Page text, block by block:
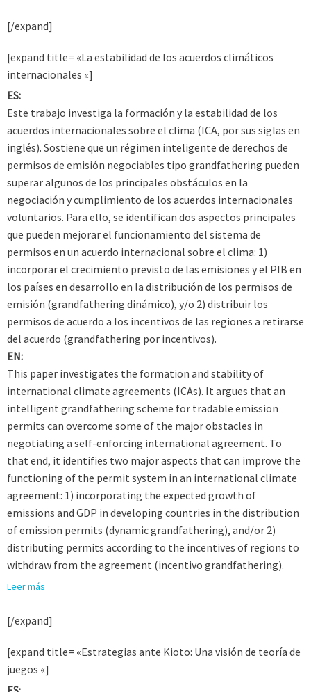
[/expand]
[expand title= «La estabilidad de los acuerdos climáticos
internacionales «]
ES:
Este trabajo investiga la formación y la estabilidad de los
acuerdos internacionales sobre el clima (ICA, por sus siglas en
inglés). Sostiene que un régimen inteligente de derechos de
permisos de emisión negociables tipo grandfathering pueden
superar algunos de los principales obstáculos en la
negociación y cumplimiento de los acuerdos internacionales
voluntarios. Para ello, se identifican dos aspectos principales
que pueden mejorar el funcionamiento del sistema de
permisos en un acuerdo internacional sobre el clima: 1)
incorporar el crecimiento previsto de las emisiones y el PIB en
los países en desarrollo en la distribución de los permisos de
emisión (grandfathering dinámico), y/o 2) distribuir los
permisos de acuerdo a los incentivos de las regiones a retirarse
del acuerdo (grandfathering por incentivos).
EN:
This paper investigates the formation and stability of
international climate agreements (ICAs). It argues that an
intelligent grandfathering scheme for tradable emission
permits can overcome some of the major obstacles in
negotiating a self-enforcing international agreement. To
that end, it identifies two major aspects that can improve the
functioning of the permit system in an international climate
agreement: 1) incorporating the expected growth of
emissions and GDP in developing countries in the distribution
of emission permits (dynamic grandfathering), and/or 2)
distributing permits according to the incentives of regions to
withdraw from the agreement (incentivo grandfathering).
Leer más
[/expand]
[expand title= «Estrategias ante Kioto: Una visión de teoría de
juegos «]